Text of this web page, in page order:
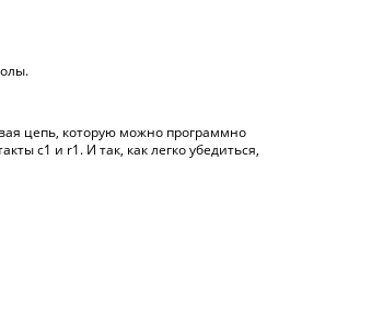
цепь, которую можно программно
c1 и r1. И так, как легко убедиться,